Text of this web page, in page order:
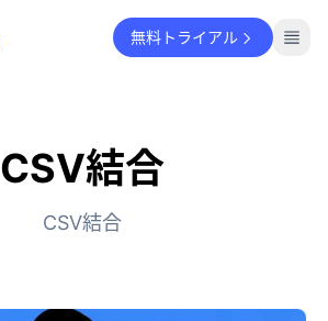
無料トライアル
CSV結合
CSV結合